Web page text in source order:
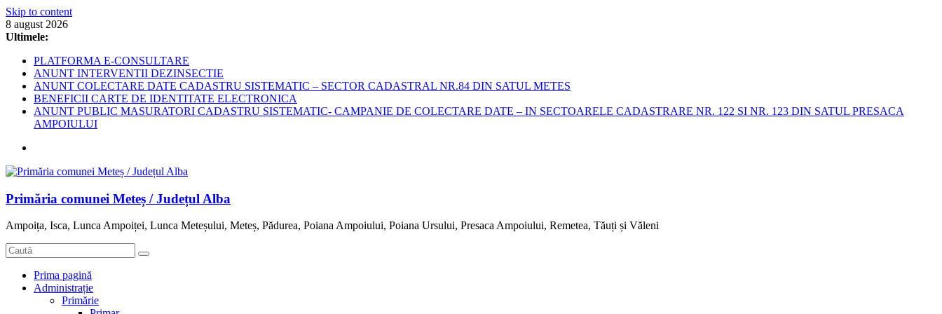
Skip to content
8 august 2026
Ultimele:
PLATFORMA E-CONSULTARE
ANUNT INTERVENTII DEZINSECTIE
ANUNT COLECTARE DATE CADASTRU SISTEMATIC – SECTOR CADASTRAL NR.84 DIN SATUL METES
BENEFICII CARTE DE IDENTITATE ELECTRONICA
ANUNT PUBLIC MASURATORI CADASTRU SISTEMATIC- CAMPANIE DE COLECTARE DATE – IN SECTOARELE CADASTRARE NR. 122 SI NR. 123 DIN SATUL PRESACA
AMPOIULUI
Primăria comunei Meteș / Județul Alba
Ampoița, Isca, Lunca Ampoiței, Lunca Meteșului, Meteș, Pădurea, Poiana Ampoiului, Poiana Ursului, Presaca Ampoiului, Remetea, Tăuți și Văleni
Prima pagină
Administrație
Primărie